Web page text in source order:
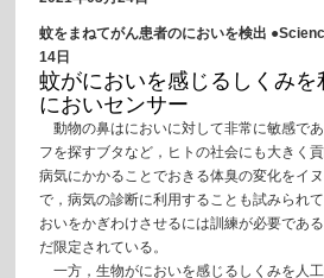
蚊をまねてがん患者のにおいを検出
14日
蚊がにおいを感じるしくみを
においセンサー
動物の鼻はにおいに対して非常に敏感で
フを探すブタなど，ヒトの社会にも大きく
病気にかかることでおきる体臭の変化をイ
で，病気の診断に利用することも試みられ
おいをかぎわけさせるには訓練が必要であ
だ限定されている。
一方，生物がにおいを感じるしくみを人